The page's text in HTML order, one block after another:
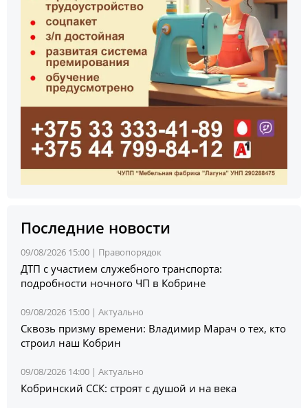
Последние новости
09/08/2026 15:00 | Правопорядок
ДТП с участием служебного транспорта:
подробности ночного ЧП в Кобрине
09/08/2026 15:00 | Актуально
Сквозь призму времени: Владимир Марач о тех, кто
строил наш Кобрин
09/08/2026 14:00 | Актуально
Кобринский ССК: строят с душой и на века